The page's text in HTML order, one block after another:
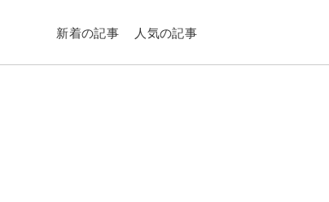
新着の記事 人気の記事